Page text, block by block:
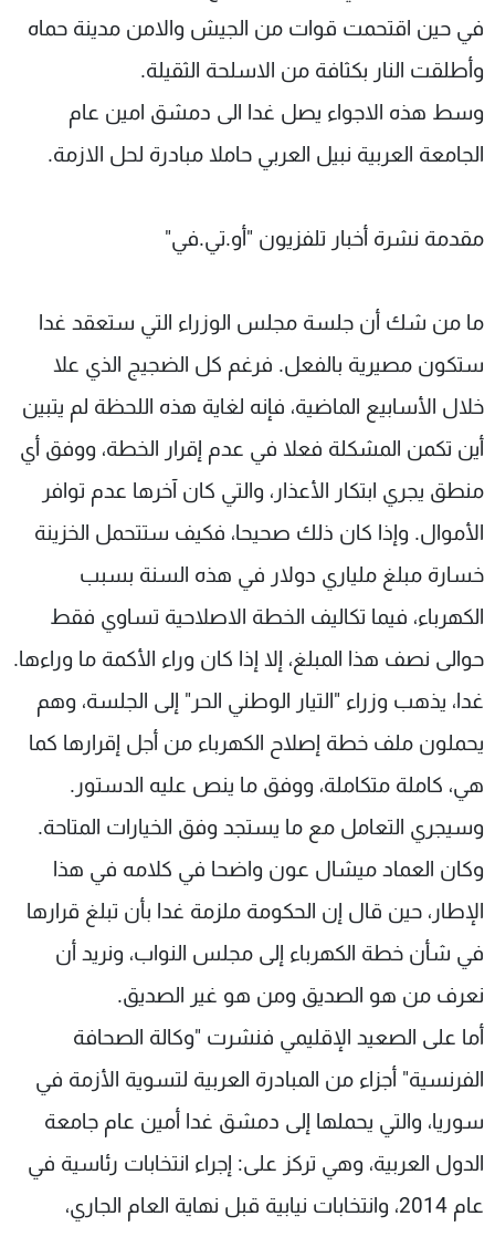
في حين اقتحمت قوات من الجيش والامن مدينة حماه
وأطلقت النار بكثافة من الاسلحة الثقيلة.
وسط هذه الاجواء يصل غدا الى دمشق امين عام
الجامعة العربية نبيل العربي حاملا مبادرة لحل الازمة.
مقدمة نشرة أخبار تلفزيون "أو.تي.في"
ما من شك أن جلسة مجلس الوزراء التي ستعقد غدا
ستكون مصيرية بالفعل. فرغم كل الضجيج الذي علا
خلال الأسابيع الماضية، فإنه لغاية هذه اللحظة لم يتبين
أين تكمن المشكلة فعلا في عدم إقرار الخطة، ووفق أي
منطق يجري ابتكار الأعذار، والتي كان آخرها عدم توافر
الأموال. وإذا كان ذلك صحيحا، فكيف ستتحمل الخزينة
خسارة مبلغ ملياري دولار في هذه السنة بسبب
الكهرباء، فيما تكاليف الخطة الاصلاحية تساوي فقط
حوالى نصف هذا المبلغ، إلا إذا كان وراء الأكمة ما وراءها.
غدا، يذهب وزراء "التيار الوطني الحر" إلى الجلسة، وهم
يحملون ملف خطة إصلاح الكهرباء من أجل إقرارها كما
هي، كاملة متكاملة، ووفق ما ينص عليه الدستور.
وسيجري التعامل مع ما يستجد وفق الخيارات المتاحة.
وكان العماد ميشال عون واضحا في كلامه في هذا
الإطار، حين قال إن الحكومة ملزمة غدا بأن تبلغ قرارها
في شأن خطة الكهرباء إلى مجلس النواب، ونريد أن
نعرف من هو الصديق ومن هو غير الصديق.
أما على الصعيد الإقليمي فنشرت "وكالة الصحافة
الفرنسية" أجزاء من المبادرة العربية لتسوية الأزمة في
سوريا، والتي يحملها إلى دمشق غدا أمين عام جامعة
الدول العربية، وهي تركز على: إجراء انتخابات رئاسية في
عام 2014، وانتخابات نيابية قبل نهاية العام الجاري،